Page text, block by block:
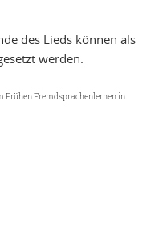
des Lieds können als
werden.
Frühen Fremdsprachenlernen in